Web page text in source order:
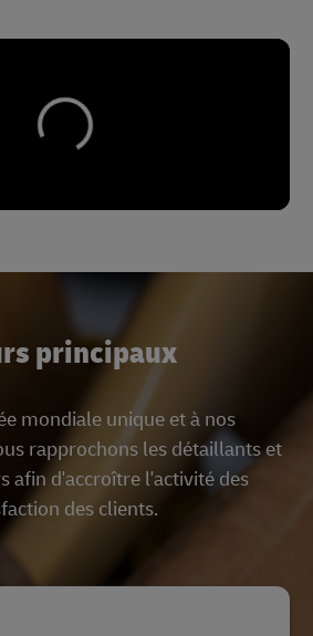
principaux
mondiale unique et à nos
rapprochons les détaillants et
afin d'accroître l'activité des
des clients.